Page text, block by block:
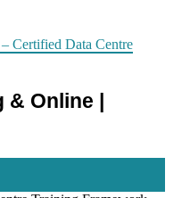
Certified Data Centre
& Online |